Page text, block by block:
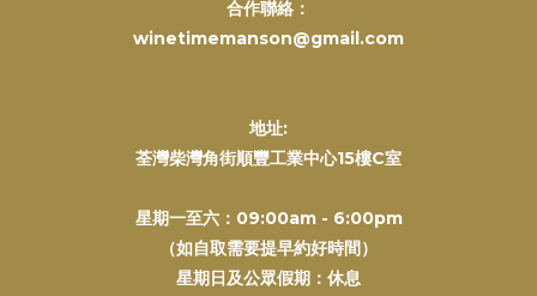
合作聯絡：
winetimemanson@gmail.com
地址:
荃灣柴灣角街順豐工業中心15樓C室
星期一至六：09:00am - 6:00pm
（如自取需要提早約好時間）
星期日及公眾假期：休息